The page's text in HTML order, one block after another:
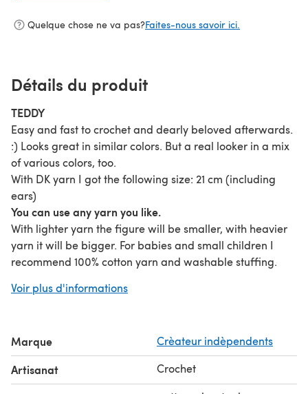
Quelque chose ne va pas?Faites-nous savoir ici.
Détails du produit
TEDDY
Easy and fast to crochet and dearly beloved afterwards.
:) Looks great in similar colors. But a real looker in a mix
of various colors, too.
With DK yarn I got the following size: 21 cm (including
ears)
You can use any yarn you like.
With lighter yarn the figure will be smaller, with heavier
yarn it will be bigger. For babies and small children I
recommend 100% cotton yarn and washable stuffing.
by-step-instructions (photo tutorial);
US crochet terms
COPYRIGHT
✿ The pattern is mine. Do not (re)sell this pattern,
Voir plus d'informations
Marque Crèateur indèpendents
Artisanat Crochet